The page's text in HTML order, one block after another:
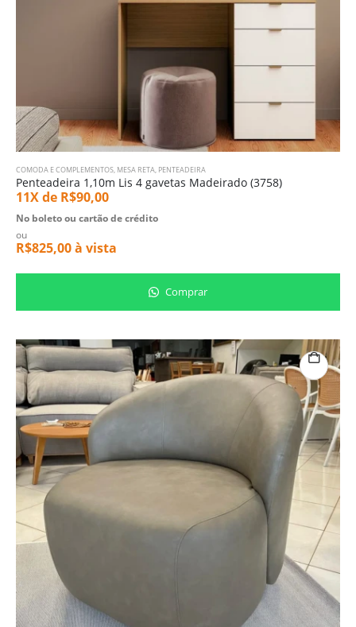
COMODA E COMPLEMENTOS, MESA RETA, PENTEADEIRA
Penteadeira 1,10m Lis 4 gavetas Madeirado (3758)
11X de R$90,00
No boleto ou cartão de crédito
ou
R$825,00à vista
Comprar